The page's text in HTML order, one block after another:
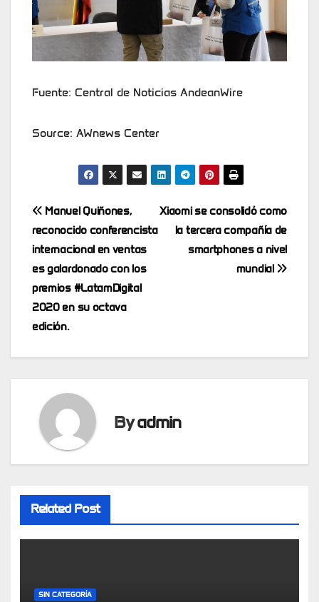
Fuente: Central de Noticias AndeanWire
Source: AWnews Center
Post
navigation
Xiaomi se consolidó como
la tercera compañía de
smartphones a nivel
mundial
Manuel Quiñones,
reconocido conferencista
internacional en ventas
es galardonado con los
premios #LatamDigital
2020 en su octava
edición.
Byadmin
Related Post
SIN CATEGORÍA